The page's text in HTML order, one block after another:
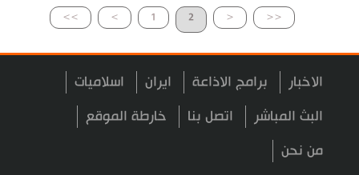
>> > 1 2 < <<
الاخبار برامج الاذاعة ايران اسلاميات
البث المباشر اتصل بنا خارطة الموقع
من نحن